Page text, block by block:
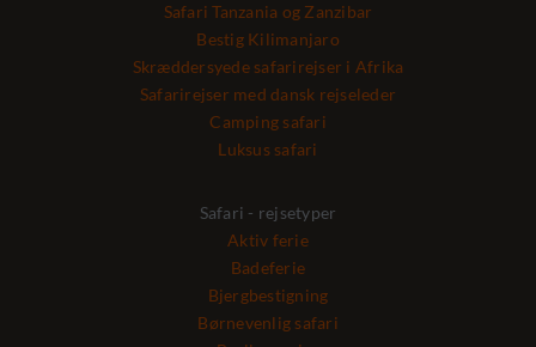
Safari Tanzania og Zanzibar
Bestig Kilimanjaro
Skræddersyede safarirejser i Afrika
Safarirejser med dansk rejseleder
Camping safari
Luksus safari
Safari - rejsetyper
Aktiv ferie
Badeferie
Bjergbestigning
Børnevenlig safari